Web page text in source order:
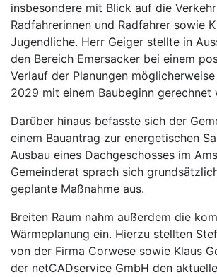
insbesondere mit Blick auf die
Radfahrerinnen und Radfahrer sowie
Jugendliche. Herr Geiger stellte in
den Bereich Emersacker bei einem
Verlauf der Planungen
2029 mit einem Baubeginn gerechnet
Darüber hinaus befasste sich der
einem Bauantrag zur energetischen
Ausbau eines Dachgeschosses im
Gemeinderat sprach sich
geplante Maßnahme aus.
Breiten Raum nahm außerdem die
Wärmeplanung ein. Hierzu stellten
von der Firma Corwese sowie Klaus
der netCADservice GmbH den